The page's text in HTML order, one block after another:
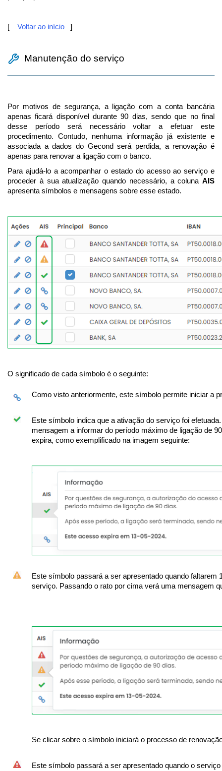
[ Voltar ao início ]
Manutenção do serviço
Por motivos de segurança, a ligação com a conta bancária
apenas ficará disponível durante 90 dias, sendo que no final
desse período será necessário voltar a efetuar este
procedimento. Contudo, nenhuma informação já existente e
associada a dados do Gecond será perdida, a renovação é
apenas para renovar a ligação com o banco.
Para ajudá-lo a acompanhar o estado do acesso ao serviço e
proceder à sua atualização quando necessário, a coluna AIS
apresenta símbolos e mensagens sobre esse estado.
O significado de cada símbolo é o seguinte:
Como visto anteriormente, este símbolo permite iniciar a
Este símbolo indica que a ativação do serviço foi
mensagem a informar do período máximo de ligação de
expira, como exemplificado na imagem seguinte:
Este símbolo passará a ser apresentado quando faltarem
serviço. Passando o rato por cima verá uma mensagem
Se clicar sobre o símbolo iniciará o processo de
Este símbolo passará a ser apresentado quando o